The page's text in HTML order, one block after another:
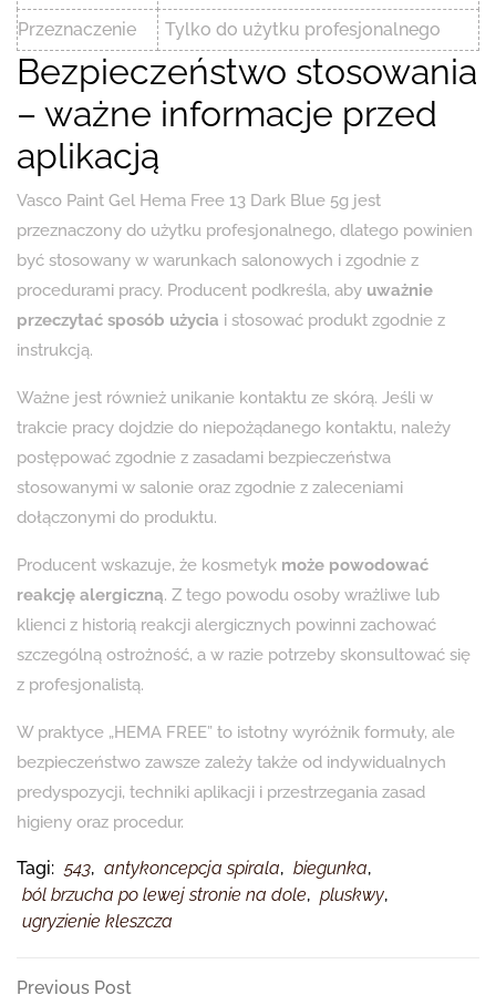
Przeznaczenie
Tylko do użytku profesjonalnego
Bezpieczeństwo stosowania
– ważne informacje przed
aplikacją
Vasco Paint Gel Hema Free 13 Dark Blue 5g jest
przeznaczony do użytku profesjonalnego, dlatego powinien
być stosowany w warunkach salonowych i zgodnie z
procedurami pracy. Producent podkreśla, aby uważnie
przeczytać sposób użycia i stosować produkt zgodnie z
instrukcją.
Ważne jest również unikanie kontaktu ze skórą. Jeśli w
trakcie pracy dojdzie do niepożądanego kontaktu, należy
postępować zgodnie z zasadami bezpieczeństwa
stosowanymi w salonie oraz zgodnie z zaleceniami
dołączonymi do produktu.
Producent wskazuje, że kosmetyk może powodować
reakcję alergiczną. Z tego powodu osoby wrażliwe lub
klienci z historią reakcji alergicznych powinni zachować
szczególną ostrożność, a w razie potrzeby skonsultować się
z profesjonalistą.
W praktyce „HEMA FREE” to istotny wyróżnik formuły, ale
bezpieczeństwo zawsze zależy także od indywidualnych
predyspozycji, techniki aplikacji i przestrzegania zasad
higieny oraz procedur.
Tagi: 543, antykoncepcja spirala, biegunka,
ból brzucha po lewej stronie na dole, pluskwy,
ugryzienie kleszcza
Previous
Previous Post